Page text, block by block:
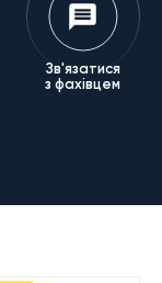
Зв'язатися
з фахівцем